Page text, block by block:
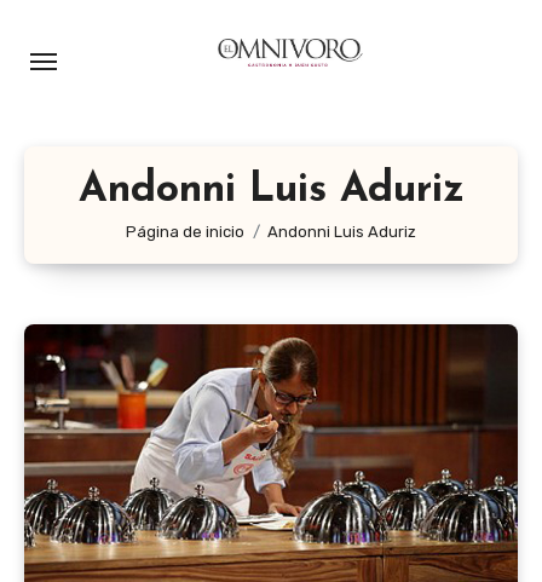
Andonni Luis Aduriz
Página de inicio Andonni Luis Aduriz